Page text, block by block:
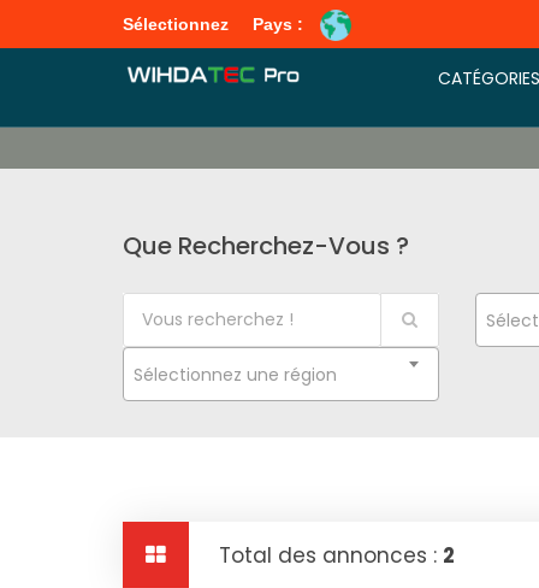
Sélectionnez Pays :
Que Recherchez-Vous ?
Sélectionnez une région
Total des annonces : 2